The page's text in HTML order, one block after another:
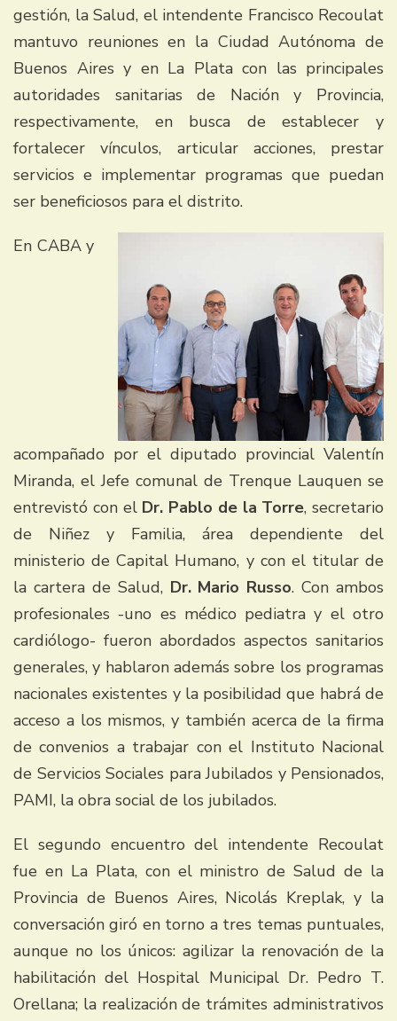
gestión, la Salud, el intendente Francisco Recoulat
mantuvo reuniones en la Ciudad Autónoma de
Buenos Aires y en La Plata con las principales
autoridades sanitarias de Nación y Provincia,
respectivamente, en busca de establecer y
fortalecer vínculos, articular acciones, prestar
servicios e implementar programas que puedan
ser beneficiosos para el distrito.
En CABA y
acompañado por el diputado provincial Valentín
Miranda, el Jefe comunal de Trenque Lauquen se
entrevistó con el Dr. Pablo de la Torre, secretario
de Niñez y Familia, área dependiente del
ministerio de Capital Humano, y con el titular de
la cartera de Salud, Dr. Mario Russo. Con ambos
profesionales -uno es médico pediatra y el otro
cardiólogo- fueron abordados aspectos sanitarios
generales, y hablaron además sobre los programas
nacionales existentes y la posibilidad que habrá de
acceso a los mismos, y también acerca de la firma
de convenios a trabajar con el Instituto Nacional
de Servicios Sociales para Jubilados y Pensionados,
PAMI, la obra social de los jubilados.
El segundo encuentro del intendente Recoulat
fue en La Plata, con el ministro de Salud de la
Provincia de Buenos Aires, Nicolás Kreplak, y la
conversación giró en torno a tres temas puntuales,
aunque no los únicos: agilizar la renovación de la
habilitación del Hospital Municipal Dr. Pedro T.
Orellana; la realización de trámites administrativos